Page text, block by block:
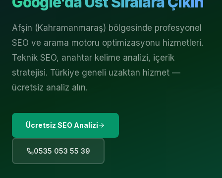
Afşin (Kahramanmaraş) bölgesinde profesyonel
SEO ve arama motoru optimizasyonu hizmetleri.
Teknik SEO, anahtar kelime analizi, içerik
stratejisi. Türkiye geneli uzaktan hizmet —
ücretsiz analiz alın.
Ücretsiz SEO Analizi
0535 053 55 39